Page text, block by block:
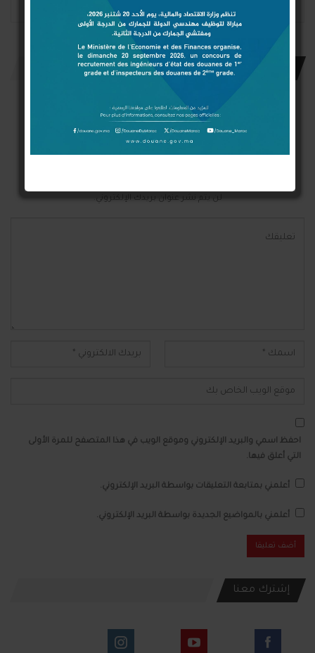
Connect with:
Login With Facebook
لن يتم نشر عنوان بريدك الإلكتروني.
احفظ اسمي والبريد الإلكتروني وموقع الويب في هذا المتصفح للمرة الأولى
التي أعلق فيها.
أعلمني بمتابعة التعليقات بواسطة البريد الإلكتروني.
أعلمني بالمواضيع الجديدة بواسطة البريد الإلكتروني.
إشترك معنا